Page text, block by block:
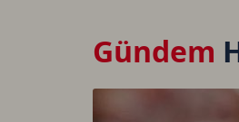
Gündem